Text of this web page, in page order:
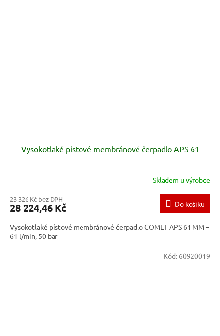
Vysokotlaké pístové membránové čerpadlo APS 61
Skladem u výrobce
23 326 Kč bez DPH
28 224,46 Kč Do košíku
Vysokotlaké pístové membránové čerpadlo COMET APS 61 MM –
61 l/min, 50 bar
Kód: 60920019